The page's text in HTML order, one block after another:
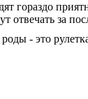
гораздо
отвечать за
- это